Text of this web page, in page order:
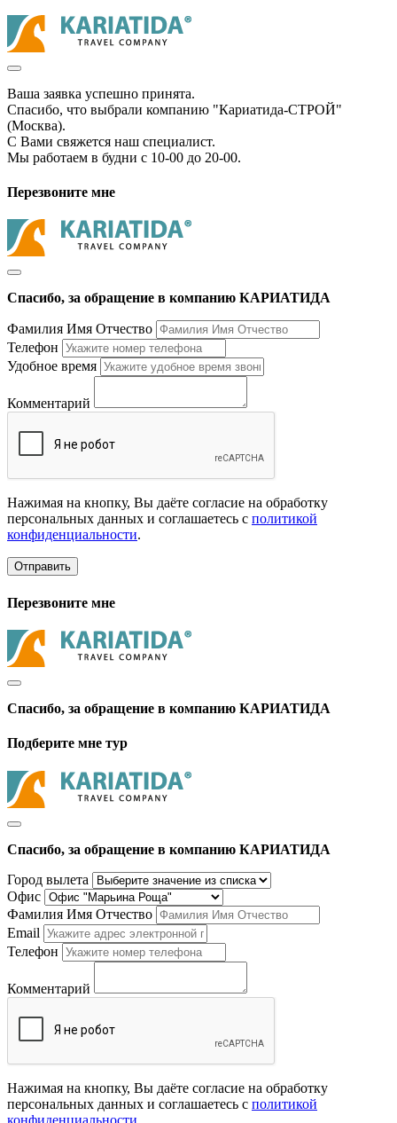
Ваша заявка успешно принята.
Спасибо, что выбрали компанию "Кариатида-СТРОЙ"
(Москва).
С Вами свяжется наш специалист.
Мы работаем в будни с 10-00 до 20-00.
Перезвоните мне
Спасибо, за обращение в компанию КАРИАТИДА
Фамилия Имя Отчество
Телефон
Удобное время
Комментарий
Нажимая на кнопку, Вы даёте согласие на обработку
персональных данных и соглашаетесь с политикой
конфиденциальности.
Отправить
Перезвоните мне
Спасибо, за обращение в компанию КАРИАТИДА
Подберите мне тур
Спасибо, за обращение в компанию КАРИАТИДА
Город вылета
Офис
Фамилия Имя Отчество
Email
Телефон
Комментарий
Нажимая на кнопку, Вы даёте согласие на обработку
персональных данных и соглашаетесь с политикой
конфиденциальности